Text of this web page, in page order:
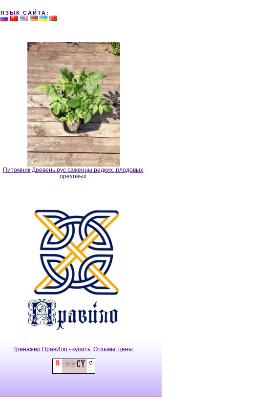
ЯЗЫК САЙТА:
Питомник Древень.рус саженцы редких, плодовых,
ореховых.
Тренажёр ПравИло - купить. Отзывы, цены.